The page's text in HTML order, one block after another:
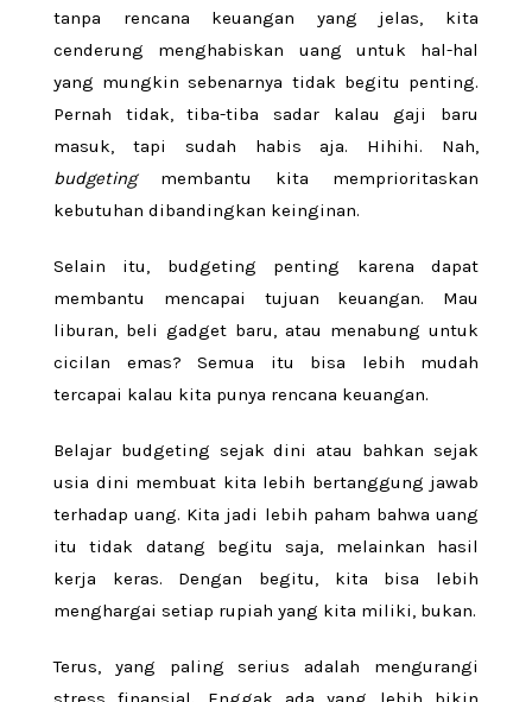
tanpa rencana keuangan yang jelas, kita
cenderung menghabiskan uang untuk hal-hal
yang mungkin sebenarnya tidak begitu penting.
Pernah tidak, tiba-tiba sadar kalau gaji baru
masuk, tapi sudah habis aja. Hihihi. Nah,
budgetingmembantu kita memprioritaskan
kebutuhan dibandingkan keinginan.
Selain itu, budgeting penting karena dapat
membantu mencapai tujuan keuangan. Mau
liburan, beli gadget baru, atau menabung untuk
cicilan emas? Semua itu bisa lebih mudah
tercapai kalau kita punya rencana keuangan.
Belajar budgeting sejak dini atau bahkan sejak
usia dini membuat kita lebih bertanggung jawab
terhadap uang. Kita jadi lebih paham bahwa uang
itu tidak datang begitu saja, melainkan hasil
kerja keras. Dengan begitu, kita bisa lebih
menghargai setiap rupiah yang kita miliki, bukan.
Terus, yang paling serius adalah mengurangi